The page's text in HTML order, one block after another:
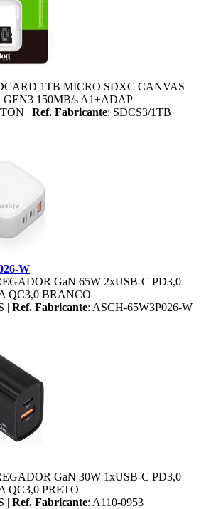
1TB MICRO SDXC CANVAS
GEN3 150MB/s A1+ADAP
| Ref. Fabricante: SDCS3/1TB
W
GaN 65W 2xUSB-C PD3,0
QC3,0 BRANCO
| Ref. Fabricante: ASCH-65W3P026-W
GaN 30W 1xUSB-C PD3,0
QC3,0 PRETO
| Ref. Fabricante: A110-0953